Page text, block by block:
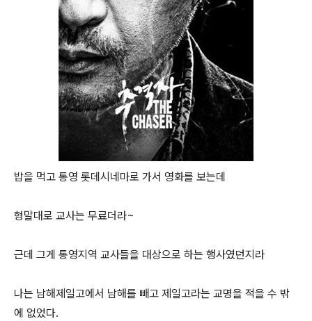
밥을 먹고 통영 롯데시네마로 가서 영화를 보는데
형말대로 교사는 무료더라~
근데 그게 통영지역 교사들을 대상으로 하는 행사였던지라
나는 남해제일고에서 남해를 빼고 제일고라는 교명을 적을 수 밖
에 없었다.